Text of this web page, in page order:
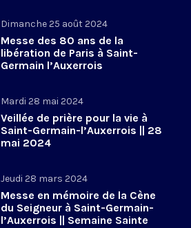
Dimanche 25 août 2024
Messe des 80 ans de la
libération de Paris à Saint-
Germain l’Auxerrois
Mardi 28 mai 2024
Veillée de prière pour la vie à
Saint-Germain-l’Auxerrois || 28
mai 2024
Jeudi 28 mars 2024
Messe en mémoire de la Cène
du Seigneur à Saint-Germain-
l’Auxerrois || Semaine Sainte